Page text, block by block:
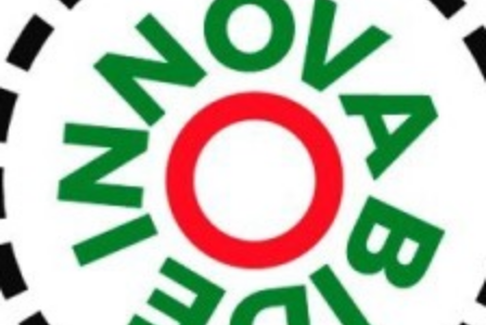
Iragarki-taula
Lursail Market